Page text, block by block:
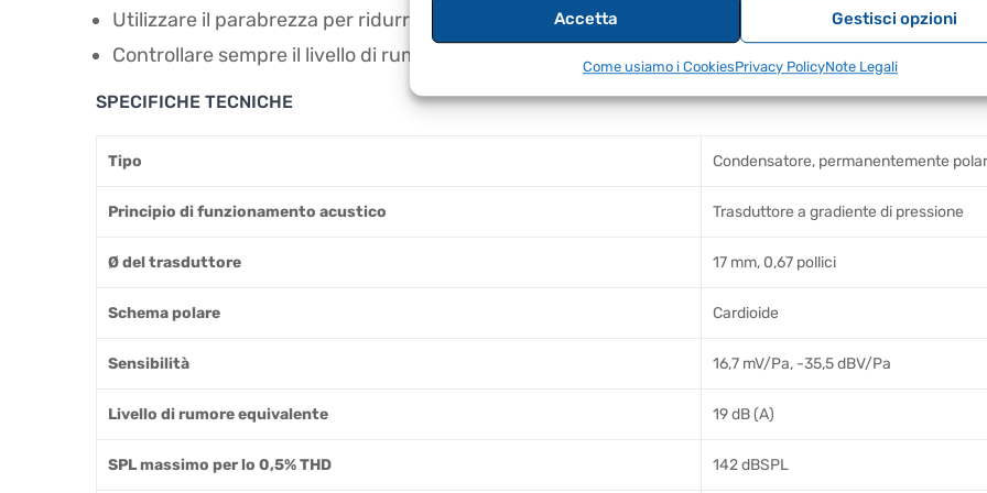
Accetta Gestisci opzioni
Come usiamo i CookiesPrivacy PolicyNote Legali
Utilizzare il parabrezza per ridurre il rumore del vento durante le registrazioni esterne.
Controllare sempre il livello di rumore e SPL durante l'uso.
SPECIFICHE TECNICHE
Tipo Condensatore, permanentemente
Principio di funzionamento acustico Trasduttore a gradiente di pressione
Ø del trasduttore 17 mm, 0,67 pollici
Schema polare Cardioide
Sensibilità 16,7 mV/Pa, -35,5 dBV/Pa
Livello di rumore equivalente 19 dB (A)
SPL massimo per lo 0,5% THD 142 dBSPL